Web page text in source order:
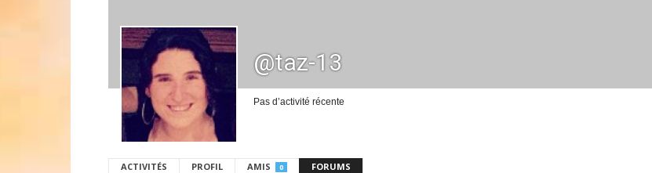
@taz-13
Pas d’activité récente
ACTIVITÉS PROFIL AMIS 0 FORUMS